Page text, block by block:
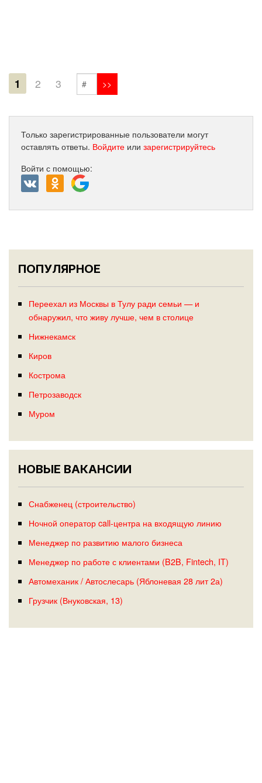
1 2 3
Только зарегистрированные пользователи могут
оставлять ответы. Войдите или зарегистрируйтесь
Войти с помощью:
ПОПУЛЯРНОЕ
Переехал из Москвы в Тулу ради семьи — и
обнаружил, что живу лучше, чем в столице
Нижнекамск
Киров
Кострома
Петрозаводск
Муром
НОВЫЕ ВАКАНСИИ
Снабженец (строительство)
Ночной оператор call-центра на входящую линию
Менеджер по развитию малого бизнеса
Менеджер по работе с клиентами (B2B, Fintech, IT)
Автомеханик / Автослесарь (Яблоневая 28 лит 2а)
Грузчик (Внуковская, 13)